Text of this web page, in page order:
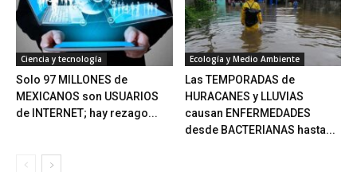
Ciencia y tecnología
Solo 97 MILLONES de
MEXICANOS son USUARIOS
de INTERNET; hay rezago...
Ecología y Medio Ambiente
Las TEMPORADAS de
HURACANES y LLUVIAS
causan ENFERMEDADES
desde BACTERIANAS hasta...